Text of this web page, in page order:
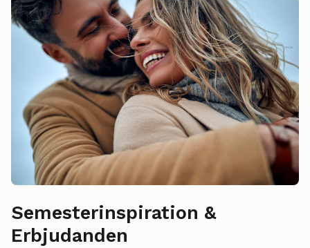
Semesterinspiration &
Erbjudanden